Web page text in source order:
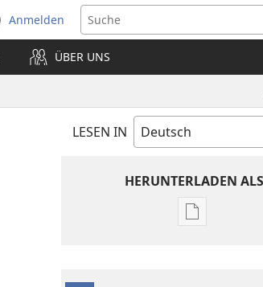
Anmelden
(öffnet
neues
Fenster)ÜBER UNS
LESEN IN
HERUNTERLADEN ALS